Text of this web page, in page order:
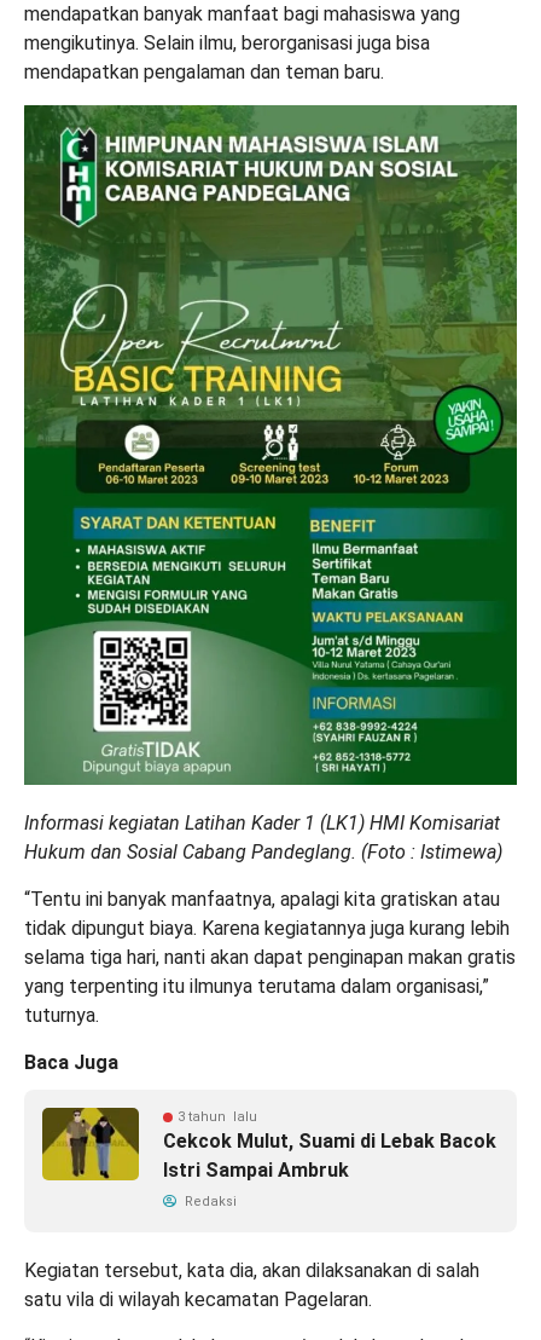
mendapatkan banyak manfaat bagi mahasiswa yang
mengikutinya. Selain ilmu, berorganisasi juga bisa
mendapatkan pengalaman dan teman baru.
Informasi kegiatan Latihan Kader 1 (LK1) HMI Komisariat
Hukum dan Sosial Cabang Pandeglang. (Foto : Istimewa)
“Tentu ini banyak manfaatnya, apalagi kita gratiskan atau
tidak dipungut biaya. Karena kegiatannya juga kurang lebih
selama tiga hari, nanti akan dapat penginapan makan gratis
yang terpenting itu ilmunya terutama dalam organisasi,”
tuturnya.
Baca Juga
3 tahun lalu
Cekcok Mulut, Suami di Lebak Bacok
Istri Sampai Ambruk
Redaksi
Kegiatan tersebut, kata dia, akan dilaksanakan di salah
satu vila di wilayah kecamatan Pagelaran.